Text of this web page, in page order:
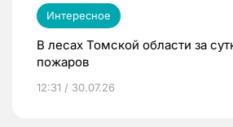
Интересное
В лесах Томской области за
пожаров
12:31 / 30.07.26